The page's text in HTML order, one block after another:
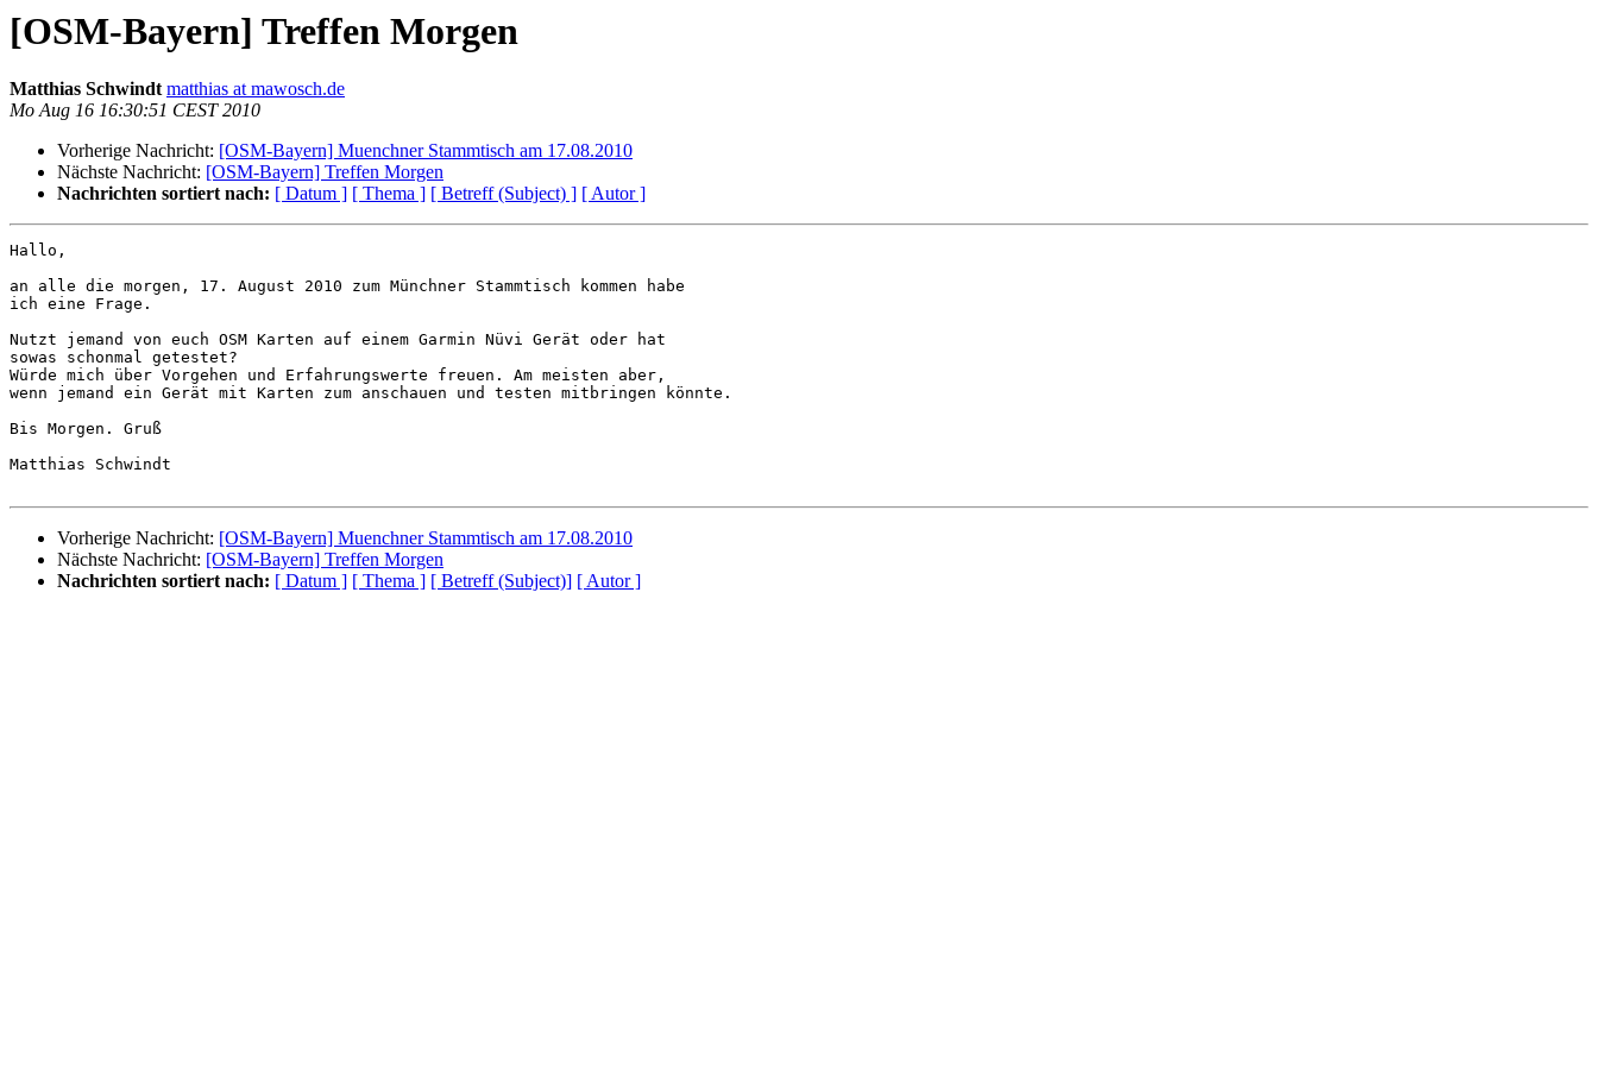
[OSM-Bayern] Treffen Morgen
Matthias Schwindtmatthias at mawosch.de
Mo Aug 16 16:30:51 CEST 2010
Vorherige Nachricht: [OSM-Bayern] Muenchner Stammtisch am 17.08.2010
Nächste Nachricht: [OSM-Bayern] Treffen Morgen
Nachrichten sortiert nach: [ Datum ] [ Thema ] [ Betreff (Subject) ] [ Autor ]
Hallo,
an alle die morgen, 17. August 2010 zum Münchner Stammtisch kommen habe
ich eine Frage.
Nutzt jemand von euch OSM Karten auf einem Garmin Nüvi Gerät oder hat
sowas schonmal getestet?
Würde mich über Vorgehen und Erfahrungswerte freuen. Am meisten aber,
wenn jemand ein Gerät mit Karten zum anschauen und testen mitbringen könnte.
Bis Morgen. Gruß
Matthias Schwindt
Vorherige Nachricht: [OSM-Bayern] Muenchner Stammtisch am 17.08.2010
Nächste Nachricht: [OSM-Bayern] Treffen Morgen
Nachrichten sortiert nach: [ Datum ] [ Thema ] [ Betreff (Subject)] [ Autor ]